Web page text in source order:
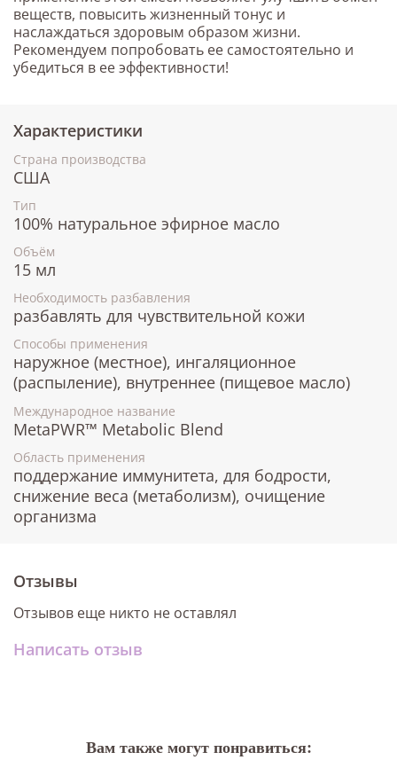
веществ, повысить жизненный тонус и
наслаждаться здоровым образом жизни.
Рекомендуем попробовать ее самостоятельно и
убедиться в ее эффективности!
Характеристики
Страна производства
США
Тип
100% натуральное эфирное масло
Объём
15 мл
Необходимость разбавления
разбавлять для чувствительной кожи
Способы применения
наружное (местное), ингаляционное
(распыление), внутреннее (пищевое масло)
Международное название
MetaPWR™ Metabolic Blend
Область применения
поддержание иммунитета, для бодрости,
снижение веса (метаболизм), очищение
организма
Отзывы
Отзывов еще никто не оставлял
Написать отзыв
Вам также могут понравиться: